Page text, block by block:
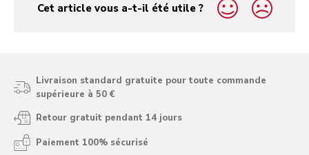
Cet article vous a-t-il été utile ?
yes
no
Livraison standard gratuite pour toute commande
supérieure à 50 €
Retour gratuit pendant 14 jours
Paiement 100% sécurisé